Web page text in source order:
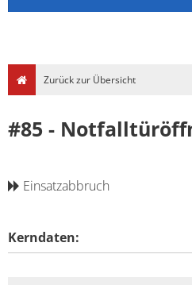
Zurück zur Übersicht
#85 -
Einsatzabbruch
Kerndaten: